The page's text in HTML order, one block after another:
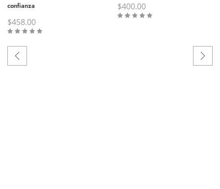
confianza
$458.00
$400.00